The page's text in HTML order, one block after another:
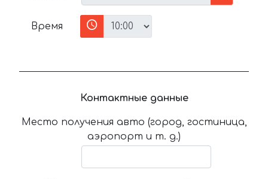
Время
Контактные данные
Место получения авто (город, гостиница,
аэропорт и т. д.)